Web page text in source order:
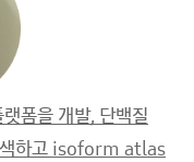
폼을 개발, 단백질
하고 isoform atlas